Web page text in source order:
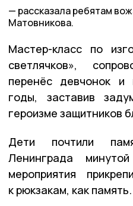
рассказала ребятам
Матовникова.
Мастер-класс по
светлячков»,
перенёс девчонок и
годы, заставив
героизме защитников
Дети почтили
Ленинграда
мероприятия
к рюкзакам, как память.